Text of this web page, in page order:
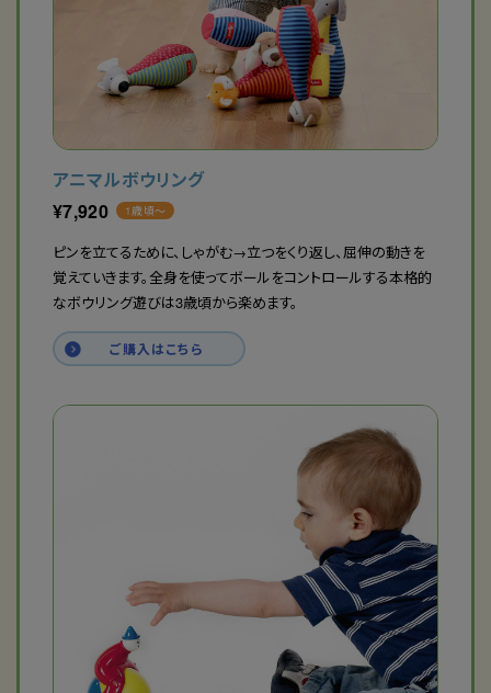
アニマルボウリング
¥7,920 1歳頃〜
ピンを立てるために、しゃがむ→立つをくり返し、屈伸の動きを
覚えていきます。全身を使ってボールをコントロールする本格的
なボウリング遊びは3歳頃から楽めます。
ご購入はこちら